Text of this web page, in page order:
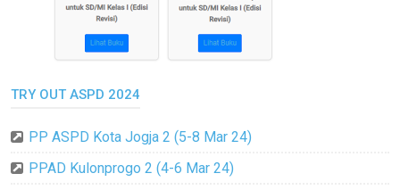
TRY OUT ASPD 2024
PP ASPD Kota Jogja 2 (5-8 Mar 24)
PPAD Kulonprogo 2 (4-6 Mar 24)